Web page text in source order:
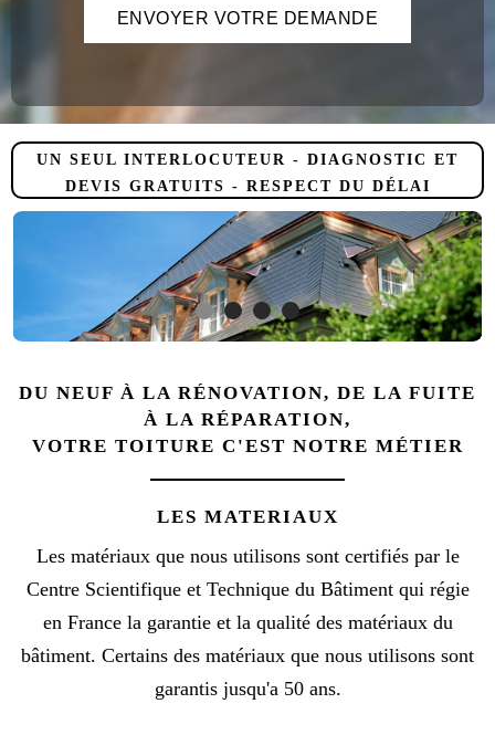
UN SEUL INTERLOCUTEUR - DIAGNOSTIC ET
DEVIS GRATUITS - RESPECT DU DÉLAI
DU NEUF À LA RÉNOVATION, DE LA FUITE
À LA RÉPARATION,
VOTRE TOITURE C'EST NOTRE MÉTIER
LES MATERIAUX
Les matériaux que nous utilisons sont certifiés par le
Centre Scientifique et Technique du Bâtiment qui régie
en France la garantie et la qualité des matériaux du
bâtiment. Certains des matériaux que nous utilisons sont
garantis jusqu'a 50 ans.